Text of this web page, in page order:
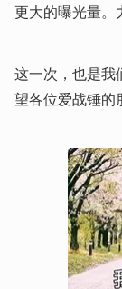
更大的曝光量。
这一次，也是我
望各位爱战锤的